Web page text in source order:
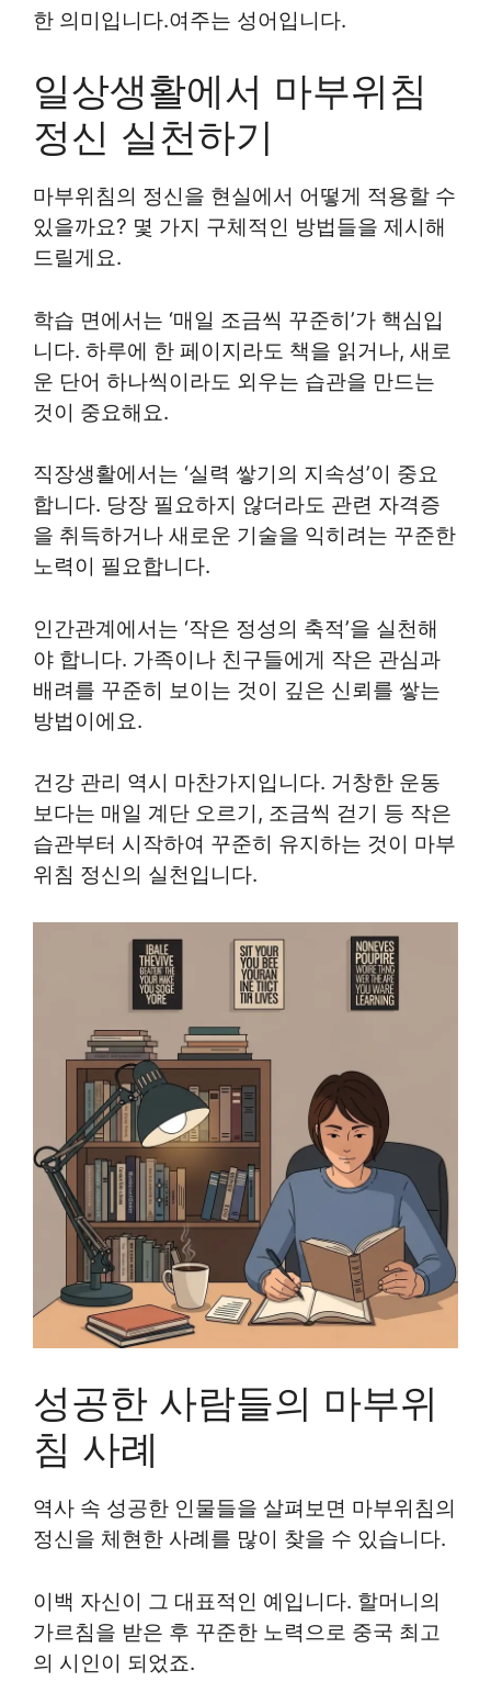
한 의미입니다.여주는 성어입니다.
일상생활에서 마부위침
정신 실천하기
마부위침의 정신을 현실에서 어떻게 적용할 수
있을까요? 몇 가지 구체적인 방법들을 제시해
드릴게요.
학습 면에서는 ‘매일 조금씩 꾸준히’가 핵심입
니다. 하루에 한 페이지라도 책을 읽거나, 새로
운 단어 하나씩이라도 외우는 습관을 만드는
것이 중요해요.
직장생활에서는 ‘실력 쌓기의 지속성’이 중요
합니다. 당장 필요하지 않더라도 관련 자격증
을 취득하거나 새로운 기술을 익히려는 꾸준한
노력이 필요합니다.
인간관계에서는 ‘작은 정성의 축적’을 실천해
야 합니다. 가족이나 친구들에게 작은 관심과
배려를 꾸준히 보이는 것이 깊은 신뢰를 쌓는
방법이에요.
건강 관리 역시 마찬가지입니다. 거창한 운동
보다는 매일 계단 오르기, 조금씩 걷기 등 작은
습관부터 시작하여 꾸준히 유지하는 것이 마부
위침 정신의 실천입니다.
성공한 사람들의 마부위
침 사례
역사 속 성공한 인물들을 살펴보면 마부위침의
정신을 체현한 사례를 많이 찾을 수 있습니다.
이백 자신이 그 대표적인 예입니다. 할머니의
가르침을 받은 후 꾸준한 노력으로 중국 최고
의 시인이 되었죠.